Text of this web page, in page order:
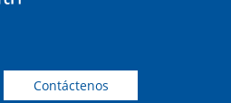
Contáctenos